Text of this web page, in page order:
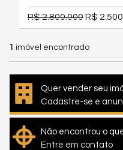
R$ 2.800.000R$
1 imóvel encontrado
Quer vender seu
Cadastre-se e
Não encontrou o
Entre em contato